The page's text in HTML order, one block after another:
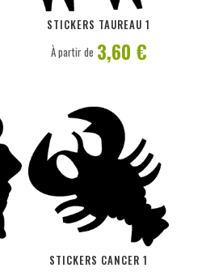
STICKERS TAUREAU 1
PERSONNALISER
À partir de 3,60 €
STICKERS CANCER 1
PERSONNALISER